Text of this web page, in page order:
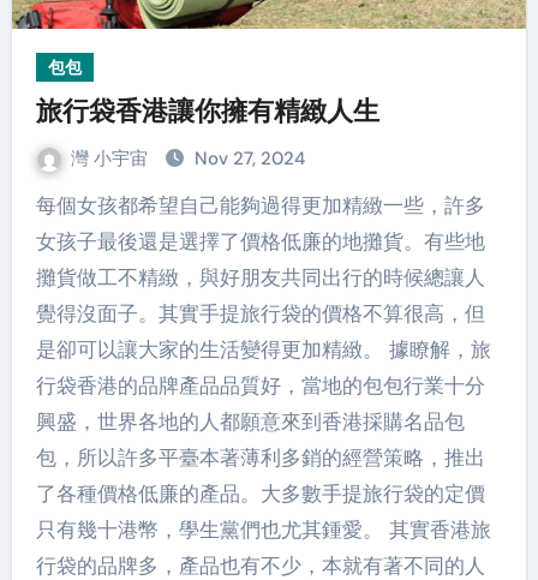
包包
旅行袋香港讓你擁有精緻人生
灣 小宇宙 Nov 27, 2024
每個女孩都希望自己能夠過得更加精緻一些，許多
女孩子最後還是選擇了價格低廉的地攤貨。有些地
攤貨做工不精緻，與好朋友共同出行的時候總讓人
覺得沒面子。其實手提旅行袋的價格不算很高，但
是卻可以讓大家的生活變得更加精緻。 據瞭解，旅
行袋香港的品牌產品品質好，當地的包包行業十分
興盛，世界各地的人都願意來到香港採購名品包
包，所以許多平臺本著薄利多銷的經營策略，推出
了各種價格低廉的產品。大多數手提旅行袋的定價
只有幾十港幣，學生黨們也尤其鍾愛。 其實香港旅
行袋的品牌多，產品也有不少，本就有著不同的人